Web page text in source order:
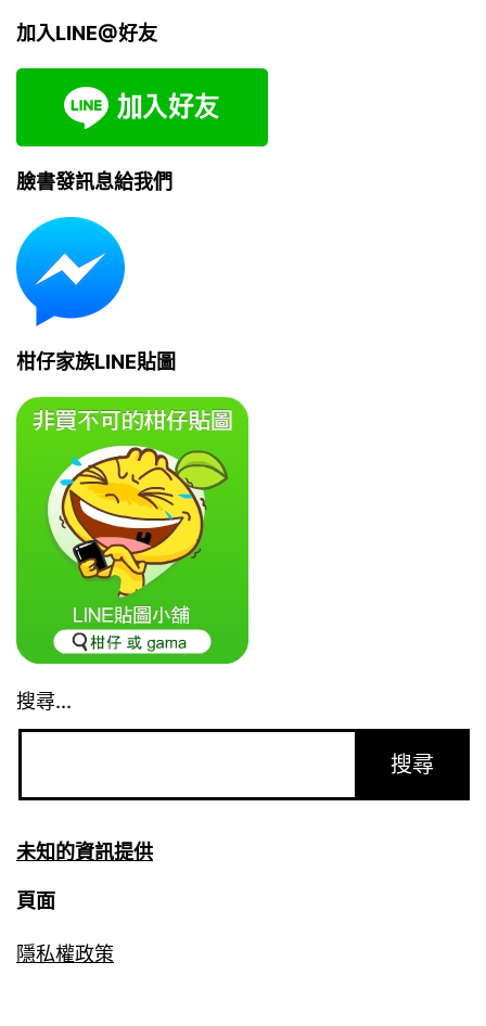
加入LINE@好友
臉書發訊息給我們
柑仔家族LINE貼圖
搜尋...
未知的資訊提供
頁面
隱私權政策